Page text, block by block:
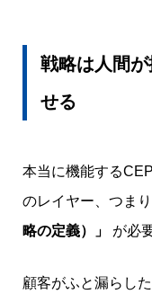
戦略は人間
せる
本当に機能する
のレイヤー、つまり
略の定義）」
が必
顧客がふと漏らし